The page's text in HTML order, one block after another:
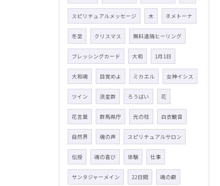
スピリチュアルメッセージ 木 ネメトーナ
冬至 クリスマス 無料遠隔ヒーリング
ブレッシングカード 大和 1月1日
大和魂 目覚めよ ミカエル 女神イシス
ツイン 流星群 ろうばい 花
花言葉 群馬県庁 光の柱 白衣観音
自然界 魂の声 スピリチュアルサロン
伝授 魂の喜び 体験 仕事
サンタジャーメイン 22日間 魂の癖